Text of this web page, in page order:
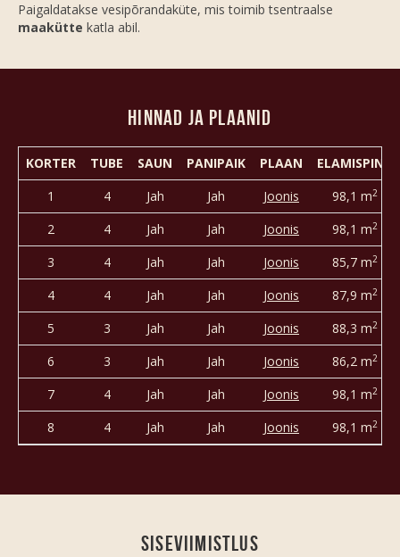
Paigaldatakse vesipõrandaküte, mis toimib tsentraalse
maakütte katla abil.
Hinnad ja plaanid
KORTER TUBE SAUN PANIPAIK PLAAN
ELAMISPIND
1
4 Jah Jah Joonis 98,1 m2
2 4 Jah Jah Joonis 98,1 m2
3 4 Jah Jah Joonis 85,7 m2
4 4 Jah Jah Joonis 87,9 m2
5 3 Jah Jah Joonis 88,3 m2
6 3 Jah Jah Joonis 86,2 m2
7 4 Jah Jah Joonis 98,1 m2
8 4 Jah Jah Joonis 98,1 m2
Siseviimistlus